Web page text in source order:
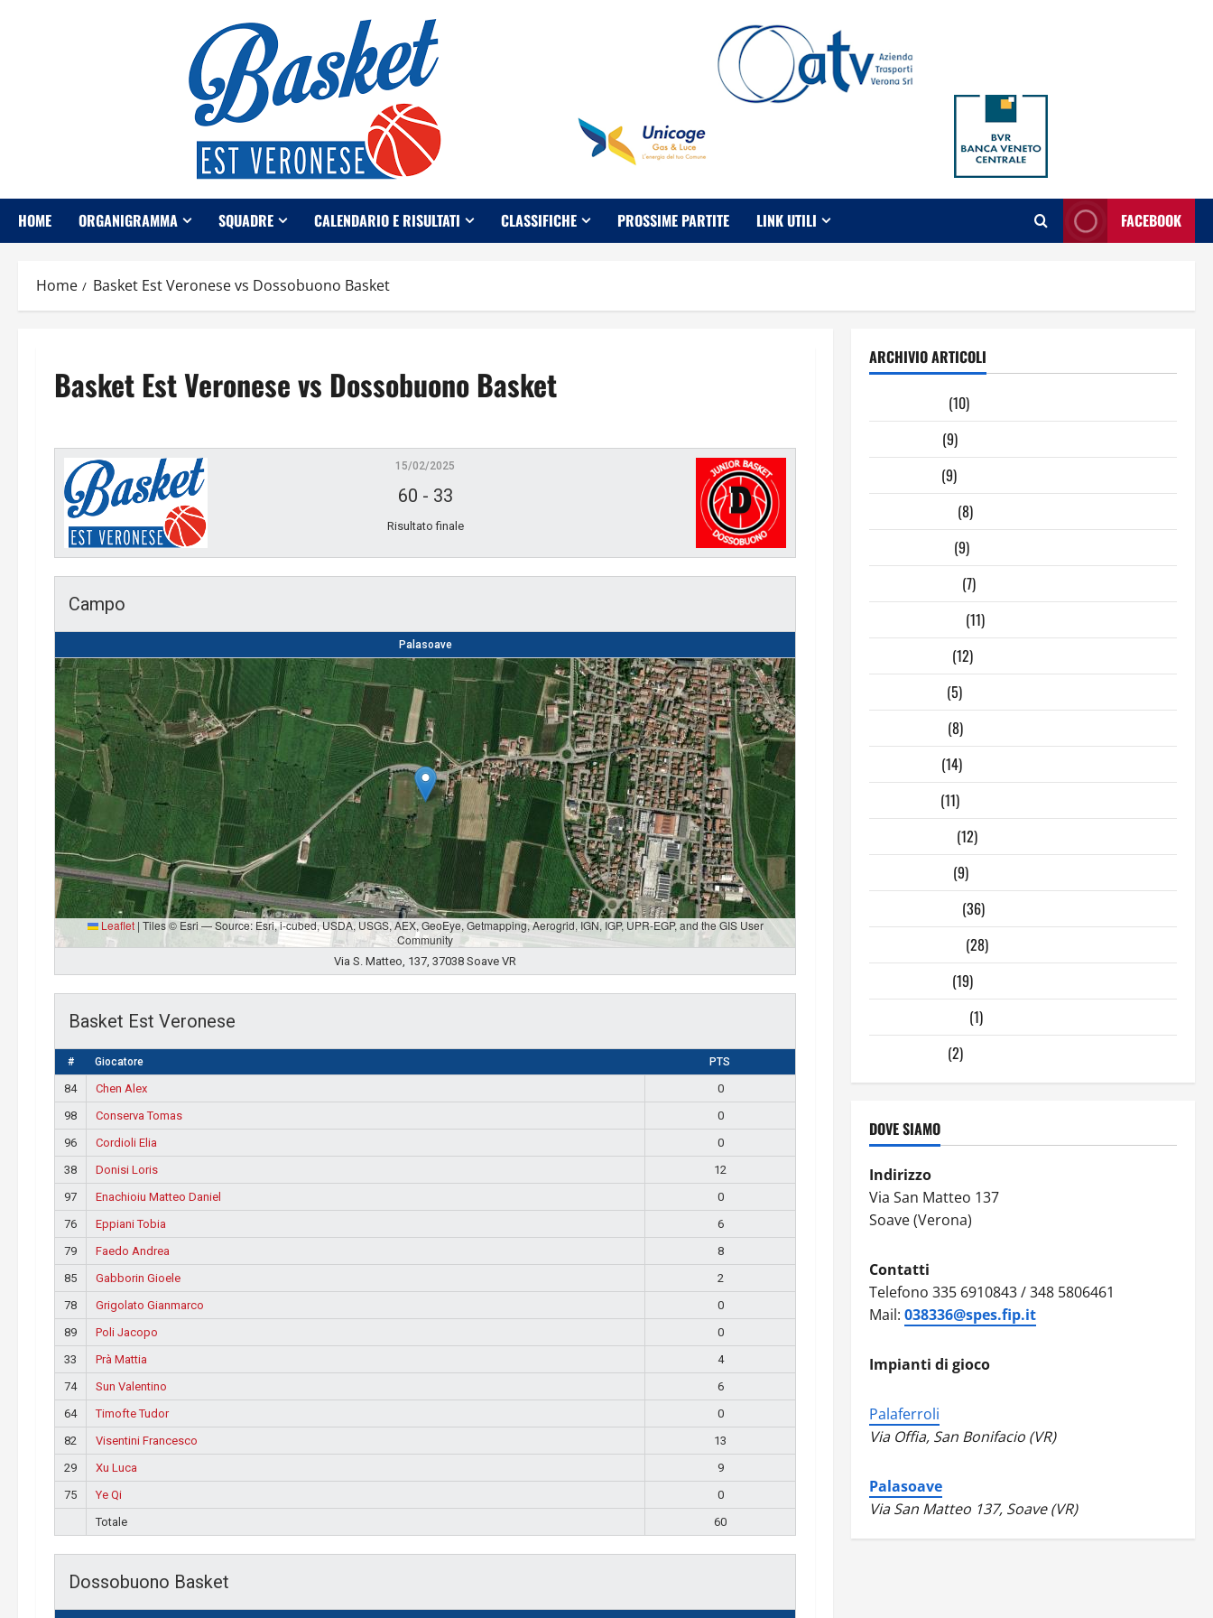
HOME ORGANIGRAMMA SQUADRE CALENDARIO E RISULTATI CLASSIFICHE PROSSIME PARTITE LINK UTILI FACEBOOK
Home Basket Est Veronese vs Dossobuono Basket
Basket Est Veronese vs Dossobuono Basket
15/02/2025
60 - 33
Risultato finale
Campo
Palasoave
Leaflet | Tiles © Esri — Source: Esri, i-cubed, USDA, USGS, AEX, GeoEye, Getmapping, Aerogrid, IGN, IGP, UPR-EGP, and the GIS User
Community
Via S. Matteo, 137, 37038 Soave VR
Basket Est Veronese
# Giocatore PTS
84 Chen Alex
0
98
Conserva Tomas
0
96
Cordioli Elia
0
38
Donisi Loris
12
97
Enachioiu Matteo Daniel
0
76
Eppiani Tobia
6
79
Faedo Andrea
8
85
Gabborin Gioele
2
78
Grigolato Gianmarco
0
89
Poli Jacopo
0
33
Prà Mattia
4
74
Sun Valentino
6
64
Timofte Tudor
0
82
Visentini Francesco
13
29
Xu Luca
9
75
Ye Qi
0
Totale
60
Dossobuono Basket
ARCHIVIO ARTICOLI
(10)
(9)
(9)
(8)
(9)
(7)
(11)
(12)
(5)
(8)
(14)
(11)
(12)
(9)
(36)
(28)
(19)
(1)
(2)
DOVE SIAMO
Indirizzo
Via San Matteo 137
Soave (Verona)
Contatti
Telefono 335 6910843 / 348 5806461
Mail: 038336@spes.fip.it
Impianti di gioco
Palaferroli
Via Offia, San Bonifacio (VR)
Palasoave
Via San Matteo 137, Soave (VR)